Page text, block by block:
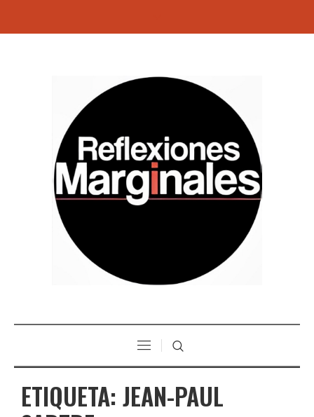
ETIQUETA: JEAN-PAUL